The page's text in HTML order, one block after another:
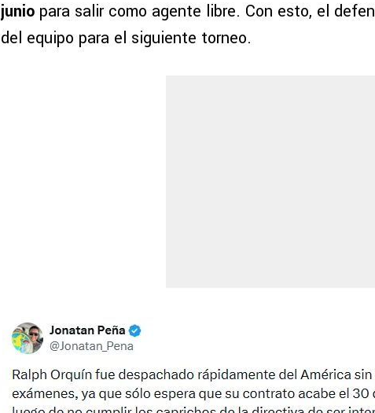
junio para salir como agente libre. Con esto, el
del equipo para el siguiente torneo.